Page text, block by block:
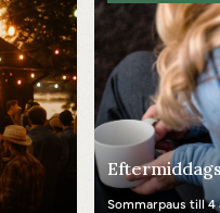
Sommarpaus till 4